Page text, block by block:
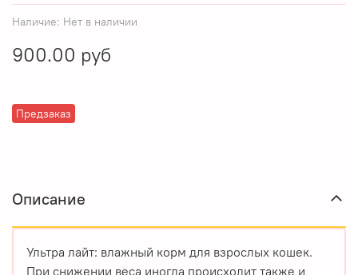
Наличие: Нет в наличии
Предзаказ
900.00 руб
Описание
Ультра лайт: влажный корм для взрослых кошек.
При снижении веса иногда происходит также и